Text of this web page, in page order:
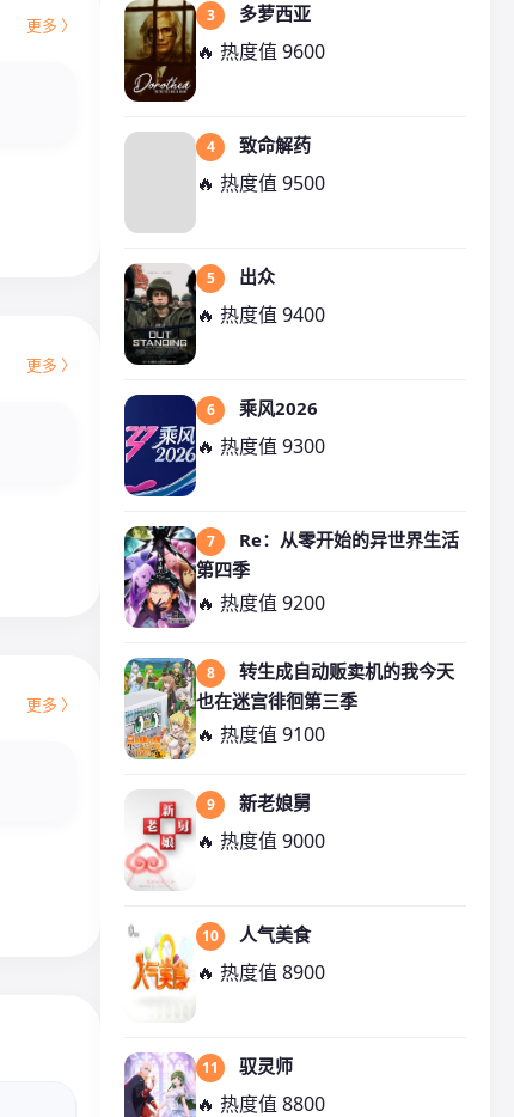
更多 〉
更多 〉
更多 〉
3 多萝西亚
🔥 热度值 9600
4 致命解药
🔥 热度值 9500
5 出众
🔥 热度值 9400
6 乘风2026
🔥 热度值 9300
7
Re：从零开始的异世界生活
第四季
🔥 热度值 9200
8
转生成自动贩卖机的我今天
也在迷宫徘徊第三季
🔥 热度值 9100
9 新老娘舅
🔥 热度值 9000
10 人气美食
🔥 热度值 8900
11 驭灵师
🔥 热度值 8800